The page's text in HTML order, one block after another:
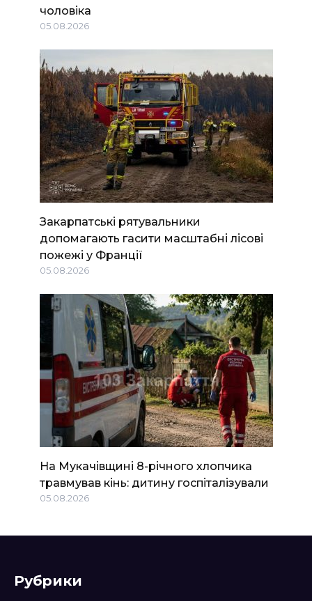
чоловіка
05.08.2026
Закарпатські рятувальники
допомагають гасити масштабні лісові
пожежі у Франції
05.08.2026
На Мукачівщині 8-річного хлопчика
травмував кінь: дитину госпіталізували
05.08.2026
Рубрики